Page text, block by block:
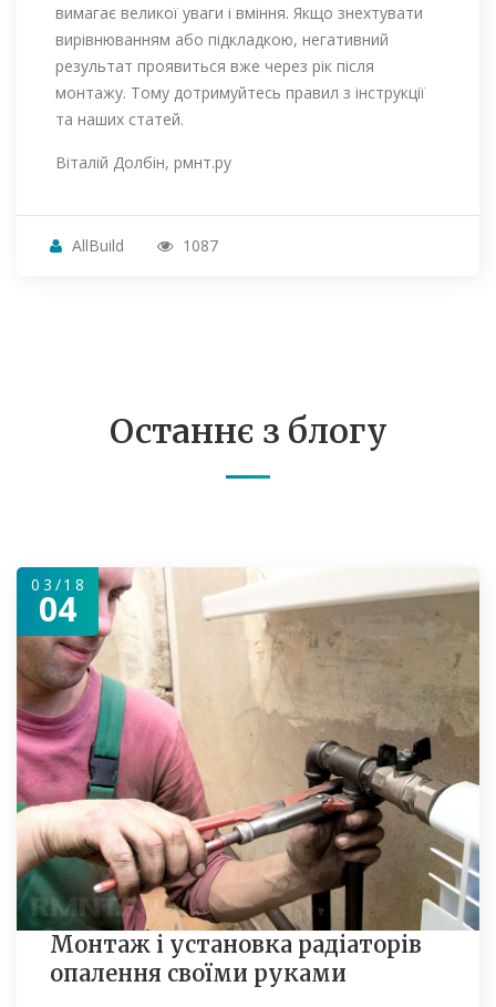
вимагає великої уваги і вміння. Якщо знехтувати
вирівнюванням або підкладкою, негативний
результат проявиться вже через рік після
монтажу. Тому дотримуйтесь правил з інструкції
та наших статей.
Віталій Долбін, рмнт.ру
AllBuild 1087
Останнє з блогу
03/18
04
Монтаж і установка радіаторів
опалення своїми руками